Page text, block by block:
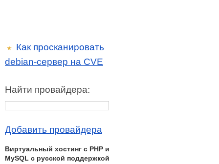
★
Как просканировать
debian-сервер на CVE
Найти провайдера:
Добавить провайдера
Виртуальный хостинг c PHP и
MySQL с русской поддержкой